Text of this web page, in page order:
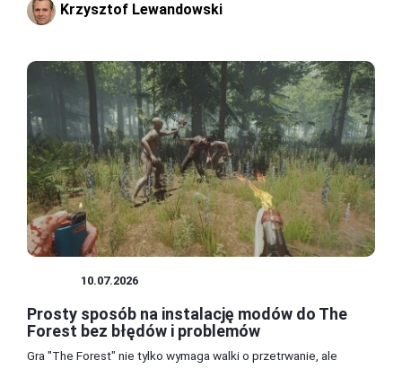
Krzysztof Lewandowski
10.07.2026
Prosty sposób na instalację modów do The
Forest bez błędów i problemów
Gra "The Forest" nie tylko wymaga walki o przetrwanie, ale